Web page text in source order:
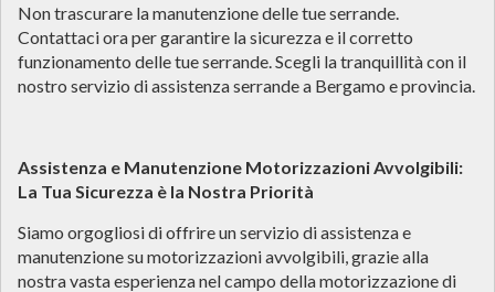
Non trascurare la manutenzione delle tue serrande.
Contattaci ora per garantire la sicurezza e il corretto
funzionamento delle tue serrande. Scegli la tranquillità con il
nostro servizio di assistenza serrande a Bergamo e provincia.
Assistenza e Manutenzione Motorizzazioni Avvolgibili:
La Tua Sicurezza è la Nostra Priorità
Siamo orgogliosi di offrire un servizio di assistenza e
manutenzione su motorizzazioni avvolgibili, grazie alla
nostra vasta esperienza nel campo della motorizzazione di